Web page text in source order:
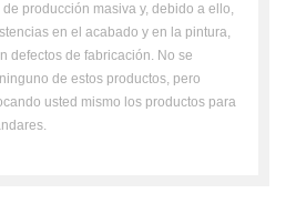
producción masiva y, debido a ello,
en el acabado y en la pintura,
defectos de fabricación. No se
de estos productos, pero
usted mismo los productos para